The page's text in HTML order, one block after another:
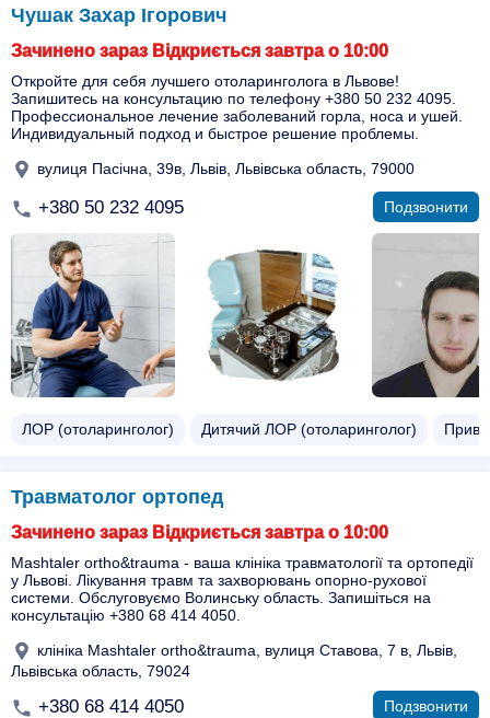
Чушак Захар Ігорович
Зачинено зараз Відкриється завтра о 10:00
Откройте для себя лучшего отоларинголога в Львове!
Запишитесь на консультацию по телефону +380 50 232 4095.
Профессиональное лечение заболеваний горла, носа и ушей.
Индивидуальный подход и быстрое решение проблемы.
вулиця Пасічна, 39в, Львів, Львівська область, 79000
+380 50 232 4095 Подзвонити
ЛОР (отоларинголог) Дитячий ЛОР (отоларинголог)
Травматолог ортопед
Зачинено зараз Відкриється завтра о 10:00
Mashtaler ortho&trauma - ваша клініка травматології та ортопедії
у Львові. Лікування травм та захворювань опорно-рухової
системи. Обслуговуємо Волинську область. Запишіться на
консультацію +380 68 414 4050.
клініка Mashtaler ortho&trauma, вулиця Ставова, 7 в, Львів,
Львівська область, 79024
+380 68 414 4050 Подзвонити